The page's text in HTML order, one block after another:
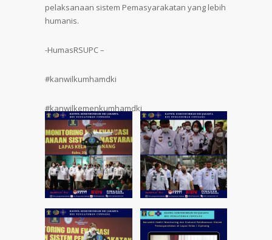
pelaksanaan sistem Pemasyarakatan yang lebih
humanis.
-HumasRSUPC –
#kanwilkumhamdki
#kanwilkemenkumhamdki